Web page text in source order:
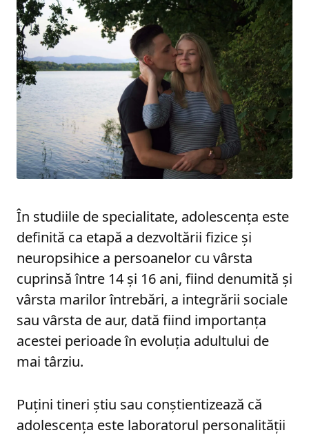
În studiile de specialitate, adolescența este
definită ca etapă a dezvoltării fizice și
neuropsihice a persoanelor cu vârsta
cuprinsă între 14 și 16 ani, fiind denumită și
vârsta marilor întrebări, a integrării sociale
sau vârsta de aur, dată fiind importanța
acestei perioade în evoluția adultului de
mai târziu.
Puțini tineri știu sau conștientizează că
adolescența este laboratorul personalității